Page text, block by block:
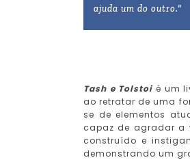
ajuda um do outro."
Tash e Tolstoi é um
ao retratar de uma
se de elementos
capaz de agradar a
construído e
demonstrando um